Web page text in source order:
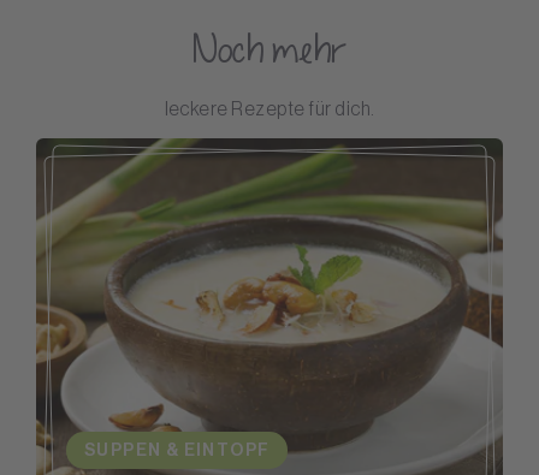
Noch mehr
leckere Rezepte für dich.
SUPPEN & EINTOPF